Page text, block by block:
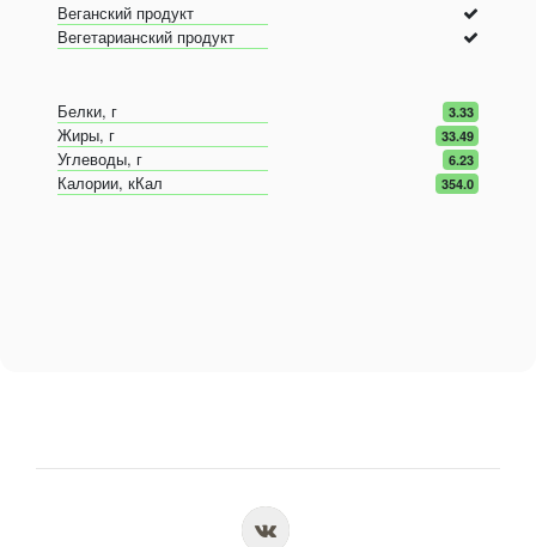
Веганский продукт
Вегетарианский продукт
Белки, г 3.33
Жиры, г 33.49
Углеводы, г 6.23
Калории, кКал 354.0